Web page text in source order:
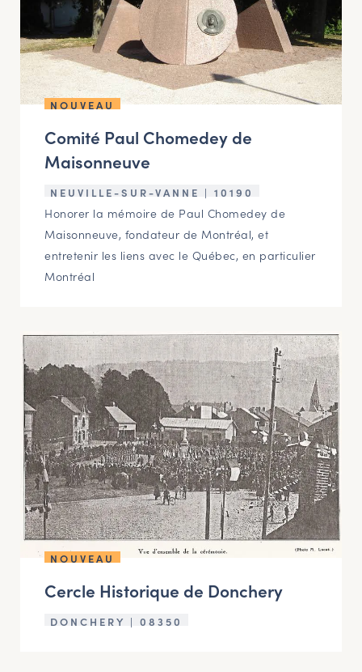
NOUVEAU
Comité Paul Chomedey de
Maisonneuve
NEUVILLE-SUR-VANNE | 10190
Honorer la mémoire de Paul Chomedey de
Maisonneuve, fondateur de Montréal, et
entretenir les liens avec le Québec, en particulier
Montréal
NOUVEAU
Cercle Historique de Donchery
DONCHERY | 08350